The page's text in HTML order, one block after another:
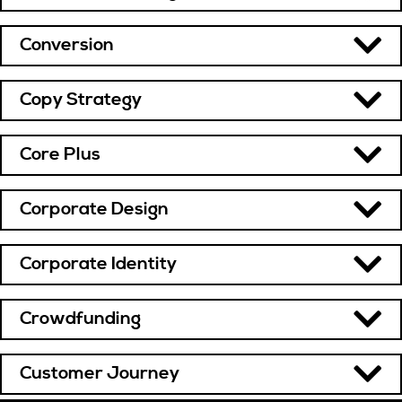
Conversion
Copy Strategy
Core Plus
Corporate Design
Corporate Identity
Crowdfunding
Customer Journey